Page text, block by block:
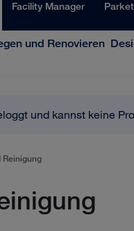
Facility Manager
und Renovieren
und kannst keine
Reinigung